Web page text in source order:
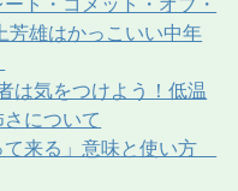
雄はかっこいい中年
は気をつけよう！低温
について
て来る」意味と使い方